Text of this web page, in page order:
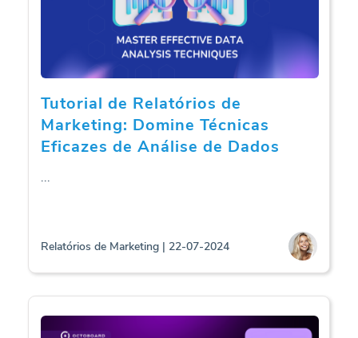
Tutorial de Relatórios de
Marketing: Domine Técnicas
Eficazes de Análise de Dados
...
Relatórios de Marketing | 22-07-2024